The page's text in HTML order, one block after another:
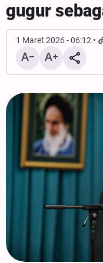
gugur
1 Maret 2026 - 06:12